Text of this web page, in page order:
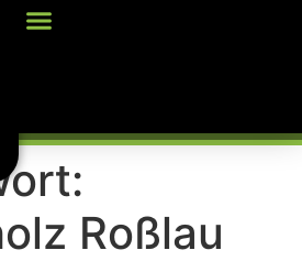
Roßlau